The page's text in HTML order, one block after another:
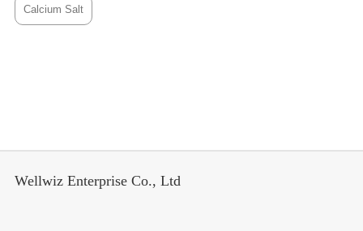
Calcium Salt
Wellwiz Enterprise Co., Ltd